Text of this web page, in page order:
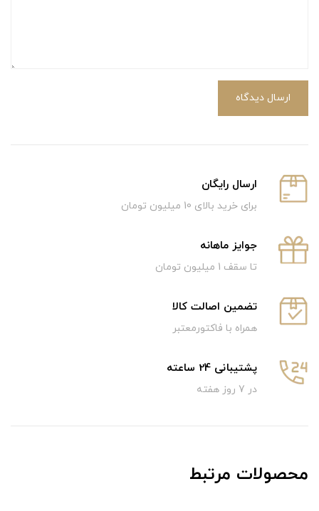
ارسال دیدگاه
ارسال رایگان
برای خرید بالای 10 میلیون تومان
جوایز ماهانه
تا سقف 1 میلیون تومان
تضمین اصالت کالا
همراه با فاکتورمعتبر
پشتیبانی 24 ساعته
در 7 روز هفته
محصولات مرتبط